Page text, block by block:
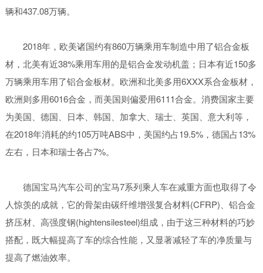
辆和437.08万辆。
2018年，欧美诸国约有860万辆乘用车制造中用了铝合金板
材，北美有近38%乘用车用的是铝合金发动机盖；日本有近150多
万辆乘用车用了铝合金板材。欧洲和北美多用6XXX系合金板材，
欧洲则多用6016合金，而美国则偏爱用6111合金。消费国家主要
为美国、德国、日本、韩国、加拿大、瑞士、英国、意大利等，
在2018年消耗的约105万吨ABS中，美国约占19.5%，德国占13%
左右，日本和瑞士各占7%。
德国宝马汽车公司的宝马7系列乘人车在减重方面也取得了令
人惊羡的成就，它的骨架由碳纤维增强复合材料(CFRP)、铝合金
挤压材、高强度钢(hightensilesteel)组成，由于这三种材料的巧妙
搭配，既大幅提高了车的综合性能，又显著减轻了车的净质量与
提高了燃油效率。